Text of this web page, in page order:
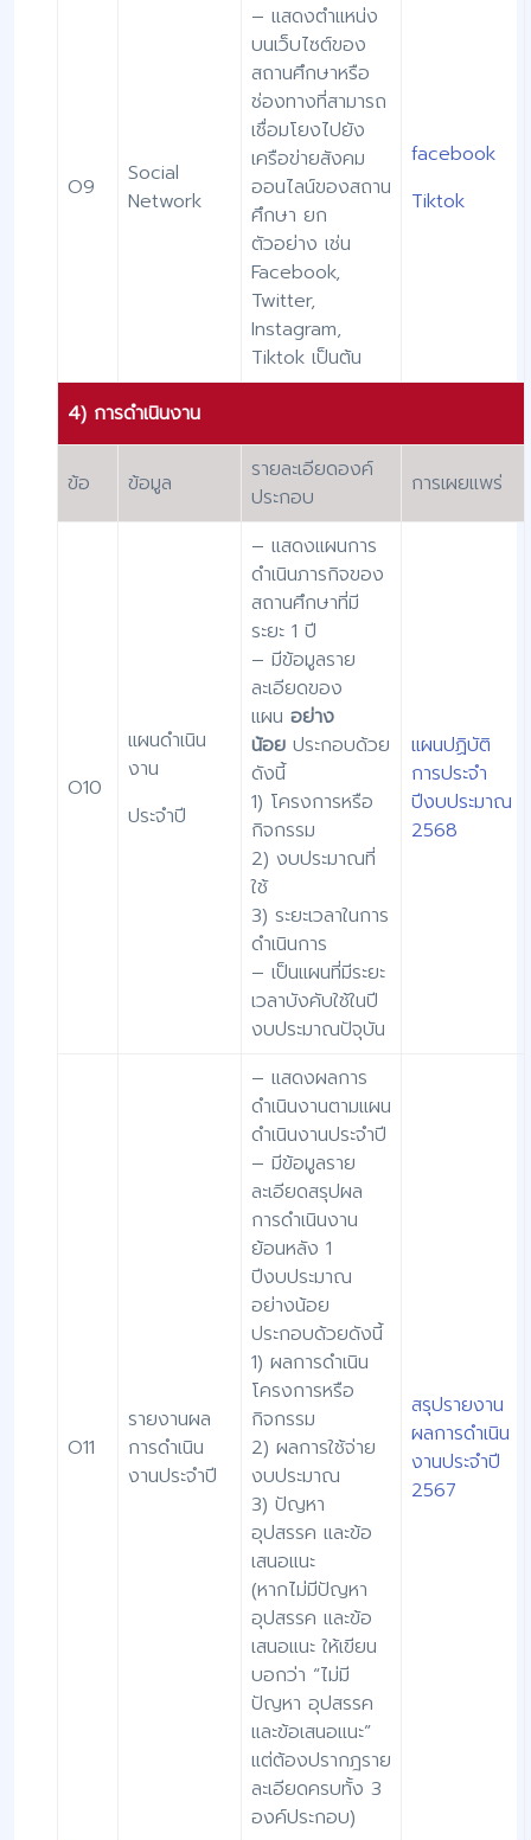
O9
Social
Network
– แสดงตำแหน่ง
บนเว็บไซต์ของ
สถานศึกษาหรือ
ช่องทางที่สามารถ
เชื่อมโยงไปยัง
เครือข่ายสังคม
ออนไลน์ของสถาน
ศึกษา ยก
ตัวอย่าง เช่น
Facebook,
Twitter,
Instagram,
Tiktok เป็นต้น
facebook
Tiktok
4) การดำเนินงาน
ข้อ ข้อมูล
รายละเอียดองค์
ประกอบ
การเผยแพร่
O10
แผนดำเนิน
งาน
ประจำปี
– แสดงแผนการ
ดำเนินภารกิจของ
สถานศึกษาที่มี
ระยะ 1 ปี
– มีข้อมูลราย
ละเอียดของ
แผน อย่าง
น้อย ประกอบด้วย
ดังนี้
1) โครงการหรือ
กิจกรรม
2) งบประมาณที่
ใช้
3) ระยะเวลาในการ
ดำเนินการ
– เป็นแผนที่มีระยะ
เวลาบังคับใช้ในปี
งบประมาณปัจุบัน
แผนปฏิบัติ
การประจำ
ปีงบประมาณ
2568
O11
รายงานผล
การดำเนิน
งานประจำปี
– แสดงผลการ
ดำเนินงานตามแผน
ดำเนินงานประจำปี
– มีข้อมูลราย
ละเอียดสรุปผล
การดำเนินงาน
ย้อนหลัง 1
ปีงบประมาณ
อย่างน้อย
ประกอบด้วยดังนี้
1) ผลการดำเนิน
โครงการหรือ
กิจกรรม
2) ผลการใช้จ่าย
งบประมาณ
3) ปัญหา
อุปสรรค และข้อ
เสนอแนะ
(หากไม่มีปัญหา
อุปสรรค และข้อ
เสนอแนะ ให้เขียน
บอกว่า “ไม่มี
ปัญหา อุปสรรค
และข้อเสนอแนะ”
แต่ต้องปรากฎราย
ละเอียดครบทั้ง 3
องค์ประกอบ)
สรุปรายงาน
ผลการดำเนิน
งานประจำปี
2567